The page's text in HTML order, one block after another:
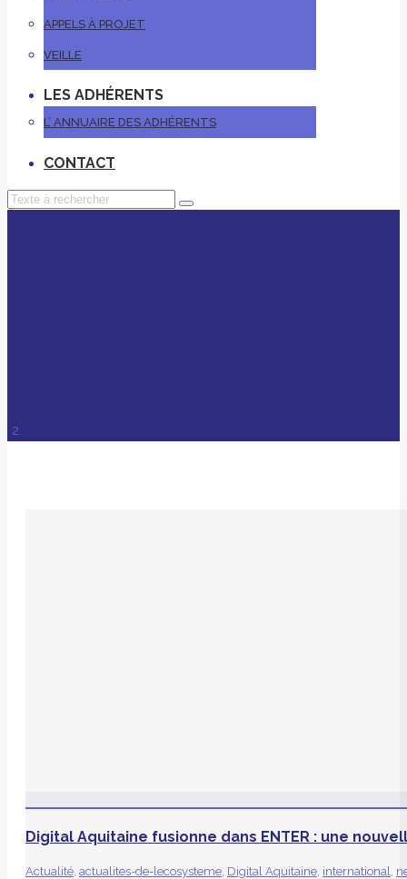
APPELS À PROJET
VEILLE
LES ADHÉRENTS
L’ ANNUAIRE DES ADHÉRENTS
CONTACT
Digital Aquitaine fusionne dans ENTER : une
Actualité actualites-de-lecosysteme Digital Aquitaine international